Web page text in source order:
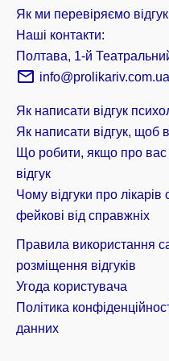
Як ми перевіряємо
Наші контакти:
Полтава, 1-й
info@prolikariv.com.ua
Як написати відгук
Як написати відгук, щоб
Що робити, якщо про
відгук
Чому відгуки про лікарів
фейкові від справжніх
Правила використання
розміщення відгуків
Угода користувача
Політика
данних